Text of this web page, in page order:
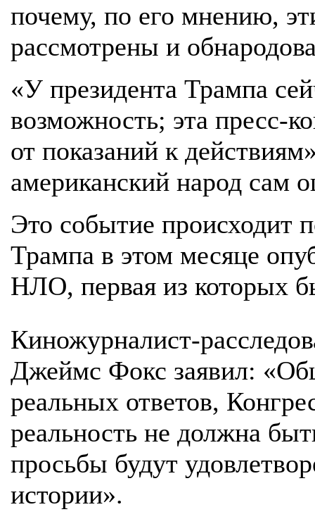
почему, по его мнению,
рассмотрены и
«У президента Трампа
возможность; эта пресс-
от показаний к
американский народ сам
Это событие происходит
Трампа в этом месяце
НЛО, первая из которых
Киножурналист-
Джеймс Фокс заявил:
реальных ответов,
реальность не должна
просьбы будут
истории».